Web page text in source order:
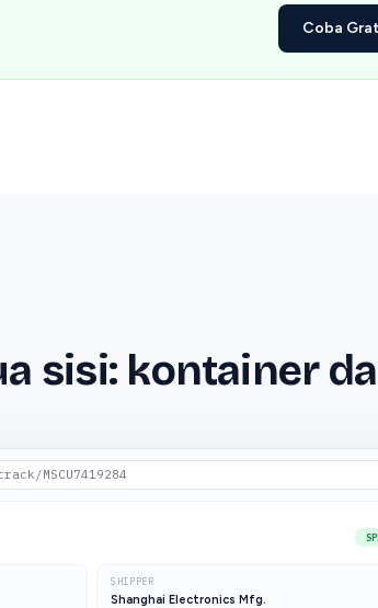
Coba
sisi: kontainer
MSCU7419284
SHIPPER
Shanghai Electronics Mfg.